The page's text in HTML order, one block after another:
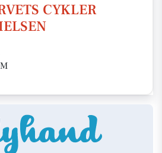
CYKLER